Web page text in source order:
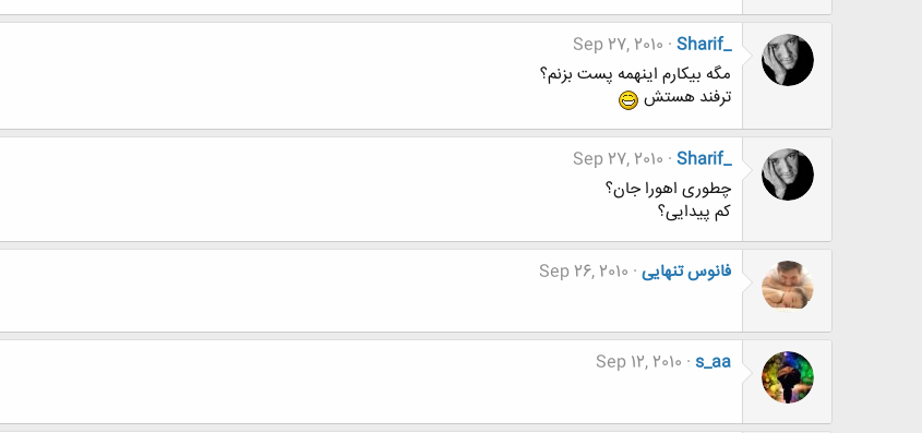
Sharif_
Sep 27, 2010
مگه بیکارم اینهمه پست بزنم؟
ترفند هستش
Sharif_
Sep 27, 2010
چطوری اهورا جان؟
کم پیدایی؟
فانوس تنهایی Sep 26, 2010
s_aa
Sep 12, 2010